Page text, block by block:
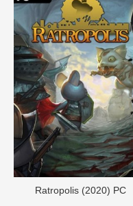
Ratropolis (2020) PC